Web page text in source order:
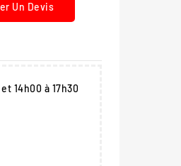
Un Devis
14h00 à 17h30